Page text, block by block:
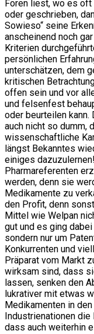
Foren liest, wo es oft
oder geschrieben,
Sowieso“ seine
anscheinend noch
Kriterien
persönlichen
unterschätzen, dem
kritischen
offen sein und vor
und felsenfest
oder beurteilen
auch nicht so dumm,
wissenschaftliche
längst Bekanntes
einiges
Pharmareferenten
werden, denn sie
Medikamente zu
den Profit, denn
Mittel wie Welpan
gut und es ging
sondern nur um
Konkurrenten und
Präparat vom Markt
wirksam sind, dass
lassen, senken den
lukrativer mit etwas
Medikamenten in
Industrienationen die
dass auch weiterhin